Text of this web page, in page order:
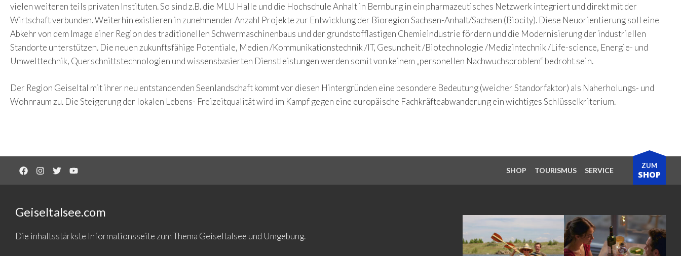
vielen weiteren teils privaten Instituten. So sind z.B. die MLU Halle und die Hochschule Anhalt in Bernburg in ein pharmazeutisches Netzwerk integriert und direkt mit der
Wirtschaft verbunden. Weiterhin existieren in zunehmender Anzahl Projekte zur Entwicklung der Bioregion Sachsen-Anhalt/Sachsen (Biocity). Diese Neuorientierung soll eine
Abkehr von dem Image einer Region des traditionellen Schwermaschinenbaus und der grundstofflastigen Chemieindustrie fördern und die Modernisierung der industriellen
Standorte unterstützen. Die neuen zukunftsfähige Potentiale, Medien /Kommunikationstechnik /IT, Gesundheit /Biotechnologie /Medizintechnik /Life-science, Energie- und
Umwelttechnik, Querschnittstechnologien und wissensbasierten Dienstleistungen werden somit von keinem „personellen Nachwuchsproblem“ bedroht sein.
Der Region Geiseltal mit ihrer neu entstandenden Seenlandschaft kommt vor diesen Hintergründen eine besondere Bedeutung (weicher Standorfaktor) als Naherholungs- und
Wohnraum zu. Die Steigerung der lokalen Lebens- Freizeitqualität wird im Kampf gegen eine europäische Fachkräfteabwanderung ein wichtiges Schlüsselkriterium.
SHOP TOURISMUS SERVICE
ZUM
SHOP
Geiseltalsee.com
Die inhaltsstärkste Informationsseite zum Thema Geiseltalsee und Umgebung.